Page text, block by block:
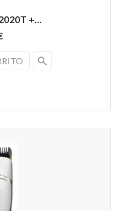
+...
search